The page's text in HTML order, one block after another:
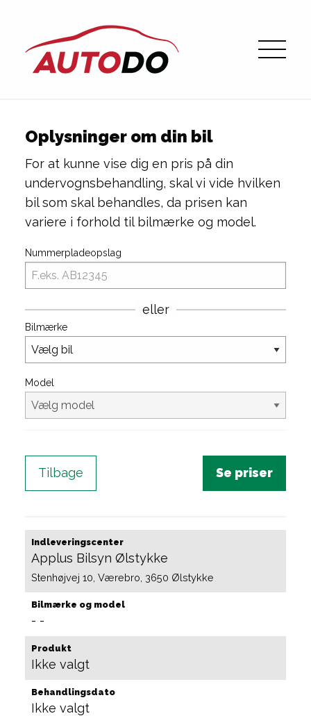
Oplysninger om din bil
For at kunne vise dig en pris på din
undervognsbehandling, skal vi vide hvilken
bil som skal behandles, da prisen kan
variere i forhold til bilmærke og model.
Nummerpladeopslag
eller
Bilmærke
Model
Tilbage
Indleveringscenter
Applus Bilsyn Ølstykke
Stenhøjvej 10, Værebro, 3650 Ølstykke
Bilmærke og model
- -
Produkt
Ikke valgt
Behandlingsdato
Ikke valgt